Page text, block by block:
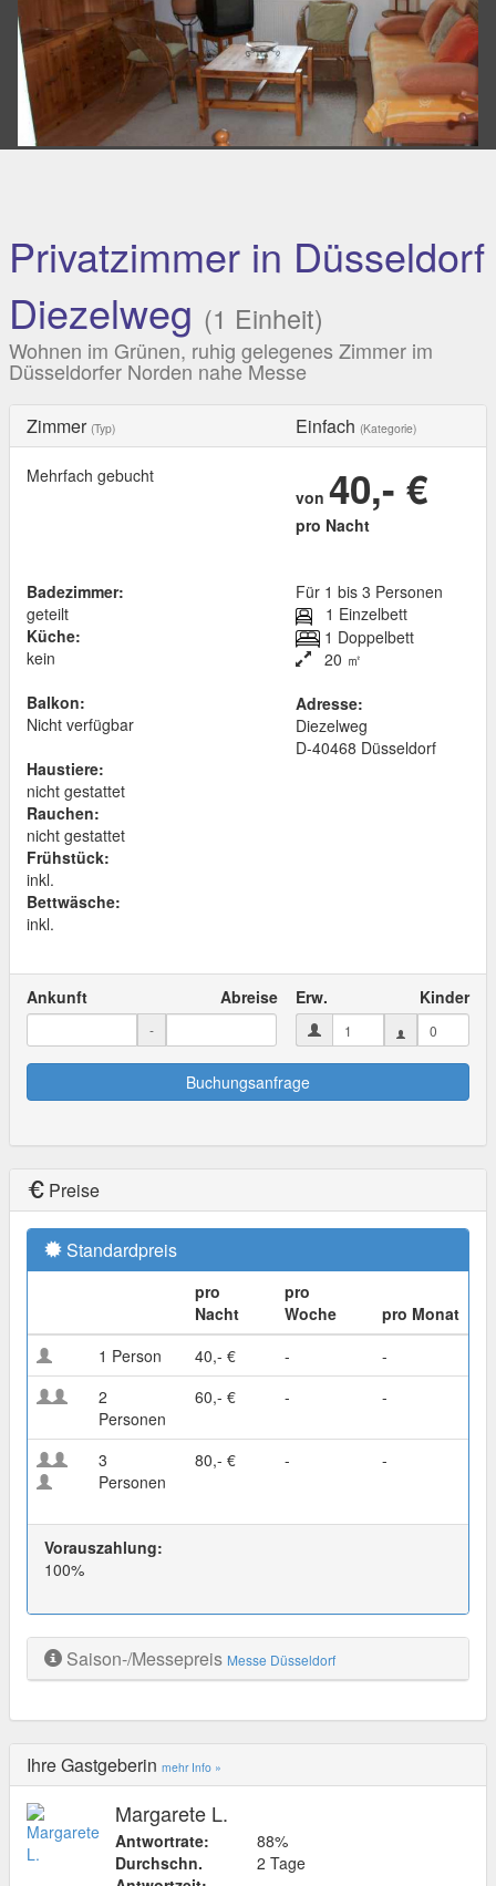
Privatzimmer in Düsseldorf
Diezelweg (1 Einheit)
Wohnen im Grünen, ruhig gelegenes Zimmer im
Düsseldorfer Norden nahe Messe
Zimmer (Typ) Einfach (Kategorie)
Mehrfach gebucht
von 40,- €
pro Nacht
Badezimmer:
geteilt
Küche:
kein
Balkon:
Nicht verfügbar
Haustiere:
nicht gestattet
Rauchen:
nicht gestattet
Frühstück:
inkl.
Bettwäsche:
inkl.
Für 1 bis 3 Personen
1 Einzelbett
1 Doppelbett
20 ㎡
Adresse:
Diezelweg
D-40468 Düsseldorf
Ankunft Abreise
-
Erw. Kinder
Buchungsanfrage
Preise
Standardpreis
pro
Nacht
pro
Woche
pro Monat
1 Person
40,- € -
-
2
Personen
60,- € - -
3
Personen
80,- € - -
Vorauszahlung:
100%
Saison-/Messepreis Messe Düsseldorf
Ihre Gastgeberin mehr Info »
Margarete L.
Antwortrate:
88%
Durchschn.
2 Tage